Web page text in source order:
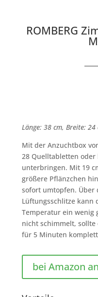
ROMBERG
Länge: 38 cm, Breite:
Mit der Anzuchtbox
28 Quelltabletten
unterbringen. Mit 19
größere Pflänzchen
sofort umtopfen. Über
Lüftungsschlitze kann
Temperatur ein wenig
nicht schimmelt,
für 5 Minuten
bei Amazon